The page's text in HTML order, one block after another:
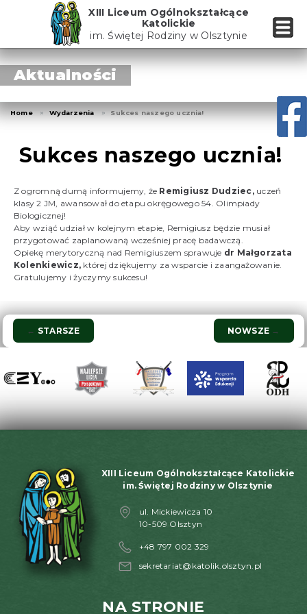
XIII Liceum Ogólnokształcące
Katolickie
im. Świętej Rodziny w Olsztynie
Aktualności
Home Wydarzenia Sukces naszego ucznia!
Sukces naszego ucznia!
Z ogromną dumą informujemy, że Remigiusz Dudziec,uczeń
klasy 2 JM, awansował do etapu okręgowego 54. Olimpiady
Biologicznej!
Aby wziąć udział w kolejnym etapie, Remigiusz będzie musiał
przygotować zaplanowaną wcześniej pracę badawczą.
Opiekę merytoryczną nad Remigiuszem sprawuje dr Małgorzata
Kolenkiewicz, której dziękujemy za wsparcie i zaangażowanie.
Gratulujemy i życzymy sukcesu!
Nawigacja
wpisu
← STARSZE NOWSZE →
XIII Liceum Ogólnokształcące Katolickie
im. Świętej Rodziny w Olsztynie
ul. Mickiewicza 10
10-509 Olsztyn
+48 797 002 329
sekretariat@katolik.olsztyn.pl
NA STRONIE